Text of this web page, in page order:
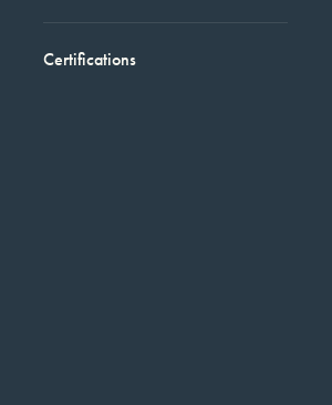
Certifications